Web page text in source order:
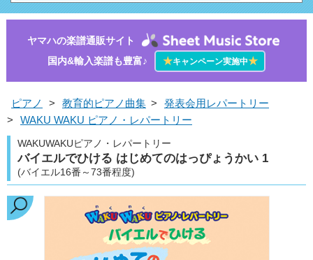
ヤマハの楽譜通販サイト
国内&輸入楽譜も豊富♪
★キャンペーン実施中★
ピアノ > 教育的ピアノ曲集 >
発表会用レパートリー
>
WAKU WAKU ピアノ・レパートリー
WAKUWAKUピアノ・レパートリー
バイエルでひける はじめてのはっぴょうかい 1
(バイエル16番～73番程度)